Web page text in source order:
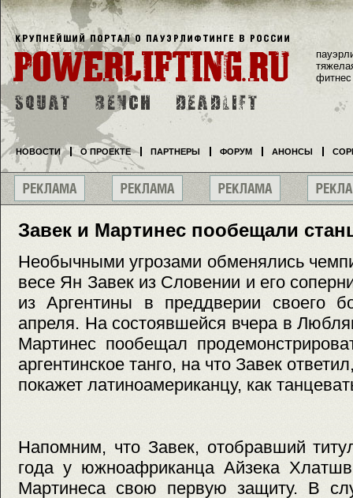
Завек и Мартинес пообещали
Необычными угрозами обменялись
весе Ян Завек из Словении и его
из Аргентины в преддверии своего
апреля. На состоявшейся вчера в
Мартинес пообещал
аргентинское танго, на что Завек
покажет латиноамериканцу, как
Напомним, что Завек, отобравший
года у южноафриканца Айзека
Мартинеса свою первую защиту. В
фитнес
НОВОСТИ О ПРОЕКТЕ ПАРТНЕРЫ ФОРУМ АНОНСЫ